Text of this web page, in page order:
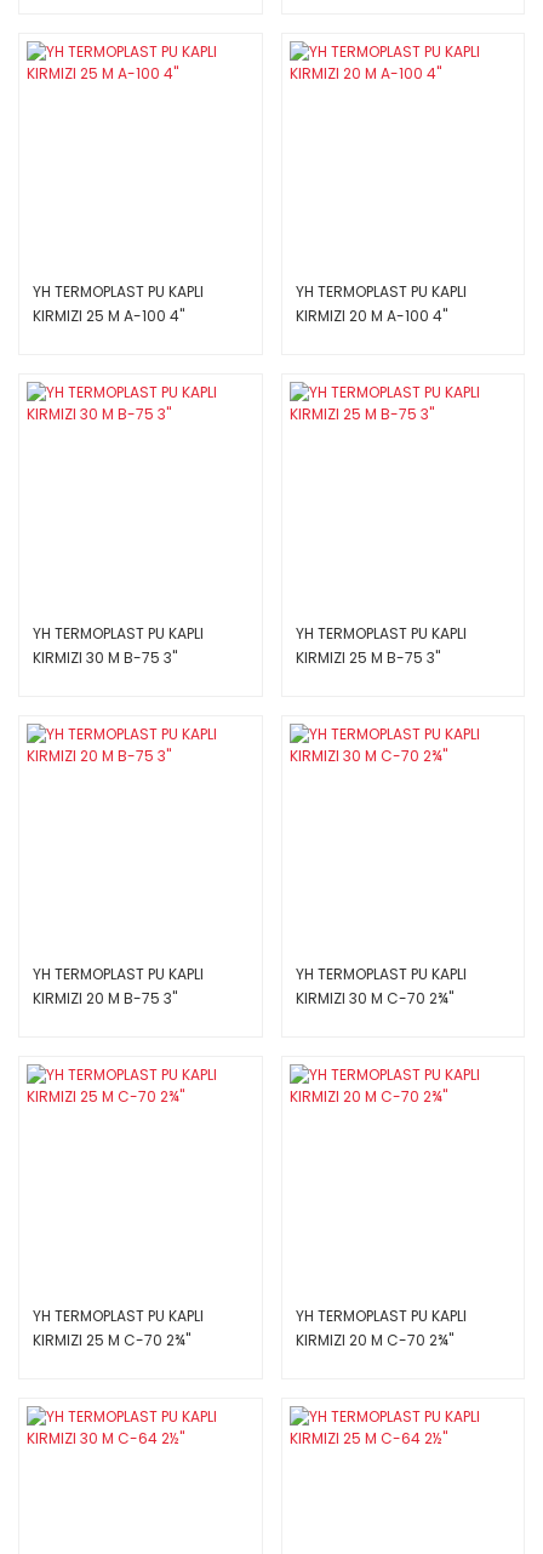
YH TERMOPLAST PU KAPLI
KIRMIZI 25 M A-100 4''
YH TERMOPLAST PU KAPLI
KIRMIZI 20 M A-100 4''
YH TERMOPLAST PU KAPLI
KIRMIZI 30 M B-75 3''
YH TERMOPLAST PU KAPLI
KIRMIZI 25 M B-75 3''
YH TERMOPLAST PU KAPLI
KIRMIZI 20 M B-75 3''
YH TERMOPLAST PU KAPLI
KIRMIZI 30 M C-70 2¾''
YH TERMOPLAST PU KAPLI
KIRMIZI 25 M C-70 2¾''
YH TERMOPLAST PU KAPLI
KIRMIZI 20 M C-70 2¾''